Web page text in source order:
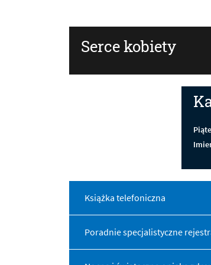
Serce kobiety
Książka telefoniczna
Poradnie specjalistyczne